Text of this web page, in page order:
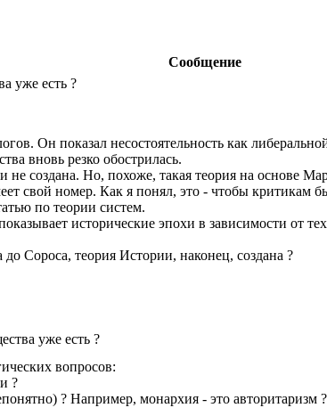
Сообщение
уже есть ?
Он показал несостоятельность как
вновь резко обострилась.
создана. Но, похоже, такая теория на основе
свой номер. Как я понял, это - чтобы критикам
по теории систем.
исторические эпохи в зависимости от
Сороса, теория Истории, наконец, создана ?
уже есть ?
вопросов:
?
? Например, монархия - это авторитаризм